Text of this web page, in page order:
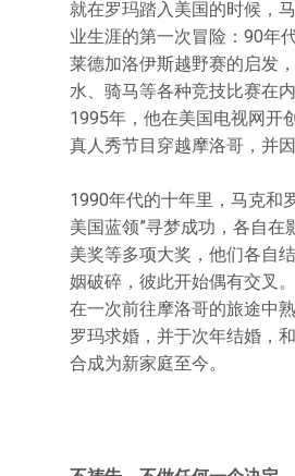
就在罗玛踏入美国的时候，
业生涯的第一次冒险：90年
莱德加洛伊斯越野赛的启发
水、骑马等各种竞技比赛在
1995年，他在美国电视网开
真人秀节目穿越摩洛哥，并因
1990年代的十年里，马克和
美国蓝领”寻梦成功，各自在
美奖等多项大奖，他们各自
姻破碎，彼此开始偶有交叉
在一次前往摩洛哥的旅途中
罗玛求婚，并于次年结婚，
合成为新家庭至今。